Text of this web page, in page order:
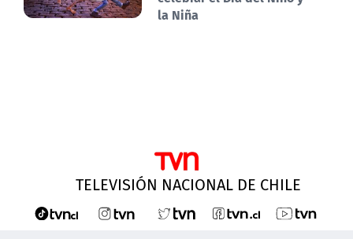
la Niña
TELEVISIÓN NACIONAL DE CHILE